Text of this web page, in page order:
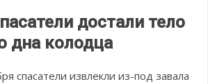
достали тело
дна колодца
спасатели извлекли из-под завала